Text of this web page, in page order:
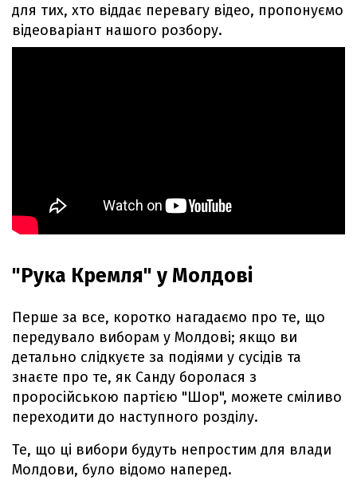
для тих, хто віддає перевагу відео, пропонуємо
відеоваріант нашого розбору.
"Рука Кремля" у Молдові
Перше за все, коротко нагадаємо про те, що
передувало виборам у Молдові; якщо ви
детально слідкуєте за подіями у сусідів та
знаєте про те, як Санду боролася з
проросійською партією "Шор", можете сміливо
переходити до наступного розділу.
Те, що ці вибори будуть непростим для влади
Молдови, було відомо наперед.